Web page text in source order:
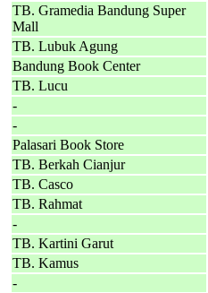
TB. Gramedia Bandung Super
Mall
TB. Lubuk Agung
Bandung Book Center
TB. Lucu
-
-
Palasari Book Store
TB. Berkah Cianjur
TB. Casco
TB. Rahmat
-
TB. Kartini Garut
TB. Kamus
-